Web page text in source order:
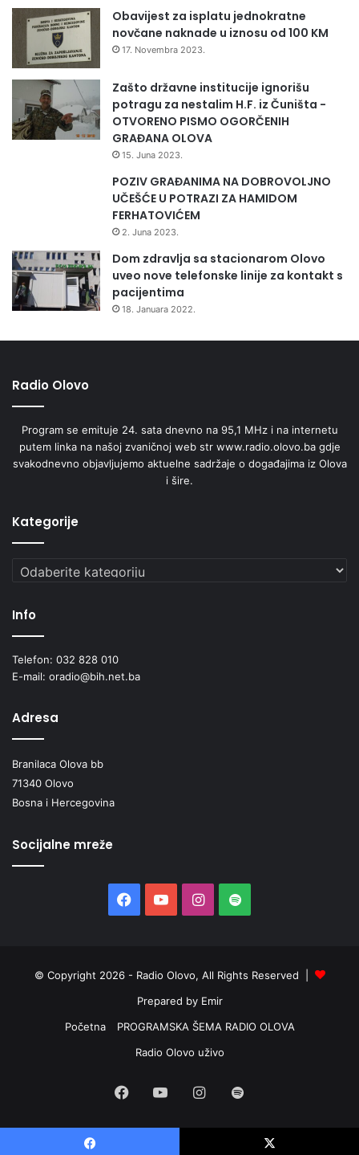
Obavijest za isplatu jednokratne
novčane naknade u iznosu od 100 KM
17. Novembra 2023.
Zašto državne institucije ignorišu
potragu za nestalim H.F. iz Čuništa -
OTVORENO PISMO OGORČENIH
GRAĐANA OLOVA
15. Juna 2023.
POZIV GRAĐANIMA NA DOBROVOLJNO
UČEŠĆE U POTRAZI ZA HAMIDOM
FERHATOVIĆEM
2. Juna 2023.
Dom zdravlja sa stacionarom Olovo
uveo nove telefonske linije za kontakt s
pacijentima
18. Januara 2022.
Radio Olovo
Program se emituje 24. sata dnevno na 95,1 MHz i na internetu
putem linka na našoj zvaničnoj web str www.radio.olovo.ba gdje
svakodnevno objavljujemo aktuelne sadržaje o događajima iz Olova
i šire.
Kategorije
Kategorije
Info
Telefon: 032 828 010
E-mail: oradio@bih.net.ba
Adresa
Branilaca Olova bb
71340 Olovo
Bosna i Hercegovina
Socijalne mreže
Facebook
YouTubeInstagram
Spotify
© Copyright 2026 - Radio Olovo, All Rights Reserved |
Prepared by Emir
Početna
PROGRAMSKA ŠEMA RADIO OLOVA
Radio Olovo uživo
Facebook
YouTubeInstagram
Spotify